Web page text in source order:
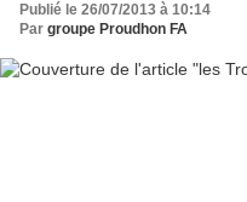
Publié le 26/07/2013 à 10:14
Par groupe Proudhon FA